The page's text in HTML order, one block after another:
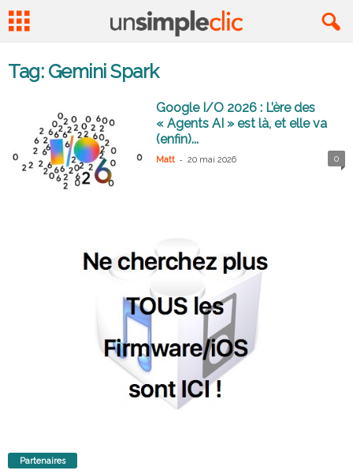
Tag: Gemini Spark
Google I/O 2026 : L’ère des
« Agents AI » est là, et elle va
(enfin)...
Matt - 20 mai 2026 0
Partenaires